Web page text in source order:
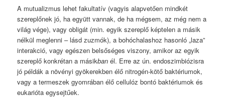
A mutualizmus lehet fakultatív (vagyis alapvetően mindkét
szereplőnek jó, ha együtt vannak, de ha mégsem, az még nem a
világ vége), vagy obligát (min. egyik szereplő képtelen a másik
nélkül meglenni – lásd zuzmók), a bohóchalashoz hasonló „laza”
interakció, vagy egészen belsőséges viszony, amikor az egyik
szereplő konkrétan a másikban él. Erre az ún. endoszimbiózisra
jó példák a növényi gyökerekben élő nitrogén-kötő baktériumok,
vagy a termeszek gyomrában élő cellulóz bontó baktériumok és
eukarióta egysejtűek.